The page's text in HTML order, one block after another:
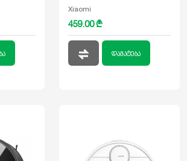
Xiaomi
459.00 ₾
დამატება